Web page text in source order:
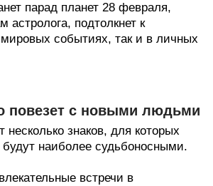
парад планет 28 февраля,
астролога, подтолкнет к
событиях, так и в личных
повезет с новыми людьми
несколько знаков, для которых
будут наиболее судьбоносными.
встречи в